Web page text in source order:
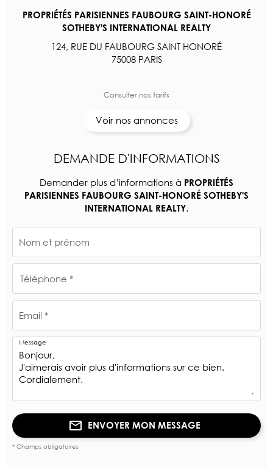
PROPRIÉTÉS PARISIENNES FAUBOURG SAINT-HONORÉ
SOTHEBY'S INTERNATIONAL REALTY
124, RUE DU FAUBOURG SAINT HONORÉ
75008 PARIS
Consulter nos tarifs
Voir nos annonces
DEMANDE D'INFORMATIONS
Demander plus d’informations à PROPRIÉTÉS
PARISIENNES FAUBOURG SAINT-HONORÉ SOTHEBY'S
INTERNATIONAL REALTY.
Nom et prénom
Téléphone *
Email *
Message
ENVOYER MON MESSAGE
* Champs obligatoires